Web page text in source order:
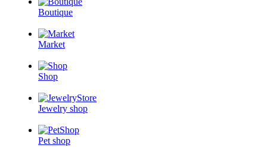
Boutique
Market
Shop
Jewelry shop
Pet shop